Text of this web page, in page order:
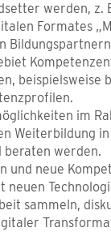
werden, z.
Formates
beispielsweise
im
Weiterbildung
beraten werden.
und neue
neuen
sammeln,